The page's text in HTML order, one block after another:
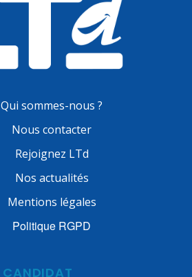
Qui sommes-nous ?
Nous contacter
Rejoignez LTd
Nos actualités
Mentions légales
Politique RGPD
CANDIDAT